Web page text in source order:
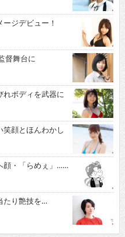
ジデビュー！
督舞台に
ボディを武器に
顔とほんわかし
顔・「らめぇ」……
たり艶技を…